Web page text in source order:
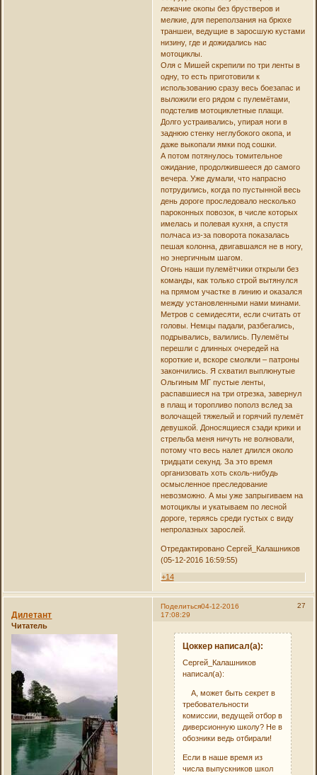
лежачие окопы без брустверов и
мелкие, для переползания на брюхе
траншеи, ведущие в заросшую кустами
низину, где и дожидались нас
мотоциклы.
Оля с Мишей скрепили по три ленты в
одну, то есть приготовили к
использованию сразу весь боезапас и
выложили его рядом с пулемётами,
подстелив мотоциклетные плащи.
Долго устраивались, упирая ноги в
заднюю стенку неглубокого окопа, и
даже выкопали ямки под сошки.
А потом потянулось томительное
ожидание, продолжившееся до самого
вечера. Уже думали, что напрасно
потрудились, когда по пустынной весь
день дороге проследовало несколько
пароконных повозок, в числе которых
имелась и полевая кухня, а спустя
полчаса из-за поворота показалась
пешая колонна, двигавшаяся не в ногу,
но энергичным шагом.
Огонь наши пулемётчики открыли без
команды, как только строй вытянулся
на прямом участке в линию и оказался
между установленными нами минами.
Метров с семидесяти, если считать от
головы. Немцы падали, разбегались,
подрывались, валились. Пулемёты
перешли с длинных очередей на
короткие и, вскоре смолкли – патроны
закончились. Я схватил выплюнутые
Ольгиным МГ пустые ленты,
распавшиеся на три отрезка, завернул
в плащ и торопливо пополз вслед за
волочащей тяжелый и горячий пулемёт
девушкой. Доносящиеся сзади крики и
стрельба меня ничуть не волновали,
потому что весь налет длился около
тридцати секунд. За это время
организовать хоть сколь-нибудь
осмысленное преследование
невозможно. А мы уже запрыгиваем на
мотоциклы и укатываем по лесной
дороге, теряясь среди густых с виду
непролазных зарослей.
Отредактировано Сергей_Калашников
(05-12-2016 16:59:55)
+14
Поделиться 27
04-12-2016
17:08:29
Дилетант
Читатель
Цоккер написал(а):
Сергей_Калашников
написал(а):
А, может быть секрет в
требовательности
комиссии, ведущей отбор в
диверсионную школу? Не в
обозники ведь отбирали!
Если в наше время из
числа выпускников школ